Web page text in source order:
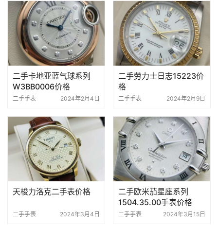
二手卡地亚蓝气球系列
W3BB0006价格
二手手表 2024年2月4日
二手劳力士日志15223价
格
二手手表 2024年2月9日
天梭力洛克二手表价格
二手手表 2024年3月4日
二手欧米茄星座系列
1504.35.00手表价格
二手手表 2024年3月15日